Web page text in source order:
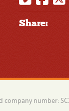
Share:
number: